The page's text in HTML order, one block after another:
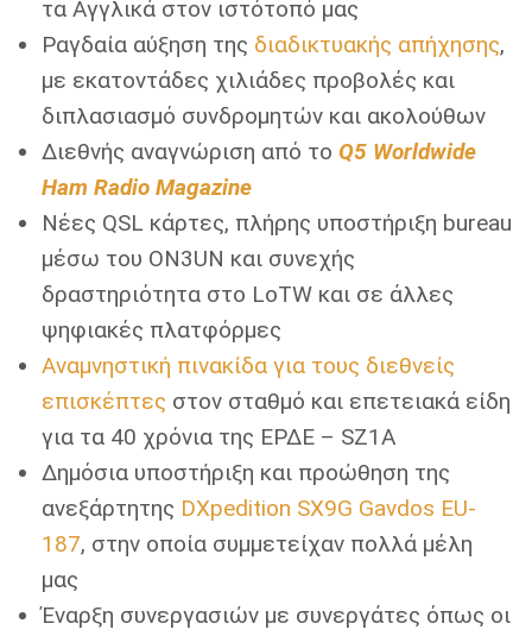
τα Aγγλικά στον ιστότοπό μας
Ραγδαία αύξηση της διαδικτυακής απήχησης,
με εκατοντάδες χιλιάδες προβολές και
διπλασιασμό συνδρομητών και ακολούθων
Διεθνής αναγνώριση από το Q5 Worldwide
Ham Radio Magazine
Νέες QSL κάρτες, πλήρης υποστήριξη bureau
μέσω του ON3UN και συνεχής
δραστηριότητα στο LoTW και σε άλλες
ψηφιακές πλατφόρμες
Αναμνηστική πινακίδα για τους διεθνείς
επισκέπτες στον σταθμό και επετειακά είδη
για τα 40 χρόνια της ΕΡΔΕ – SZ1A
Δημόσια υποστήριξη και προώθηση της
ανεξάρτητης DXpedition SX9G Gavdos EU-
187, στην οποία συμμετείχαν πολλά μέλη
μας
Έναρξη συνεργασιών με συνεργάτες όπως οι